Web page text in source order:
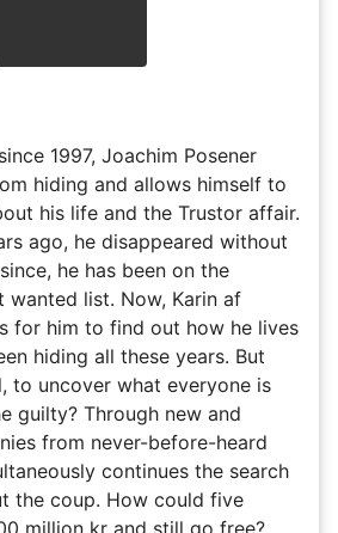
1997, Joachim Posener
hiding and allows himself to
his life and the Trustor affair.
ago, he disappeared without
he has been on the
wanted list. Now, Karin af
for him to find out how he lives
hiding all these years. But
to uncover what everyone is
guilty? Through new and
from never-before-heard
continues the search
the coup. How could five
million kr and still go free?